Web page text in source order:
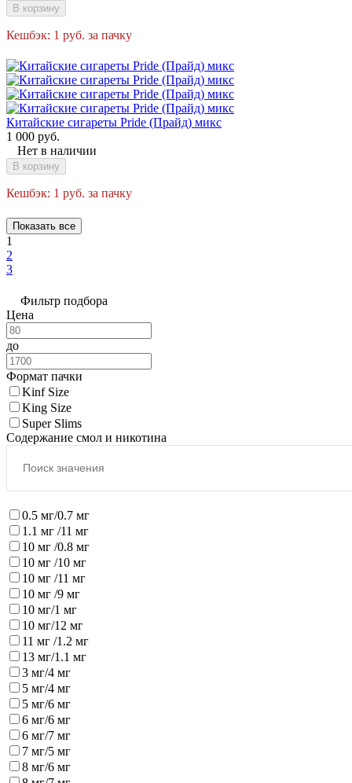
В корзину
Кешбэк: 1 руб. за пачку
Китайские сигареты Pride (Прайд) микс
1 000 руб.
Нет в наличии
В корзину
Кешбэк: 1 руб. за пачку
Показать все
1
2
3
Фильтр подбора
Цена
до
Формат пачки
Kinf Size
King Size
Super Slims
Содержание смол и никотина
0.5 мг/0.7 мг
1.1 мг /11 мг
10 мг /0.8 мг
10 мг /10 мг
10 мг /11 мг
10 мг /9 мг
10 мг/1 мг
10 мг/12 мг
11 мг /1.2 мг
13 мг/1.1 мг
3 мг/4 мг
5 мг/4 мг
5 мг/6 мг
6 мг/6 мг
6 мг/7 мг
7 мг/5 мг
8 мг/6 мг